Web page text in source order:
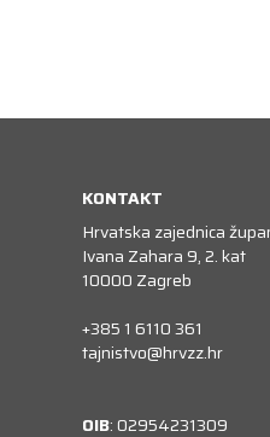
KONTAKT
Hrvatska zajednica
Ivana Zahara 9, 2. kat
10000 Zagreb
+385 1 6110 361
tajnistvo@hrvzz.hr
OIB: 02954231309